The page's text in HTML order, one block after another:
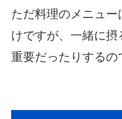
ただ料理のメニュ
けですが、一緒に
重要だったりするの